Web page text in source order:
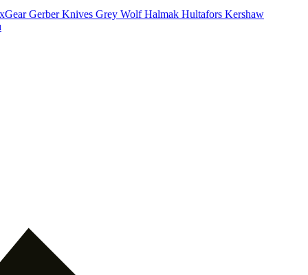
Gerber Knives Grey WolfHalmak Hultafors Kershaw